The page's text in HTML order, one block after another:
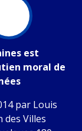
est
moral de
par Louis
des Villes